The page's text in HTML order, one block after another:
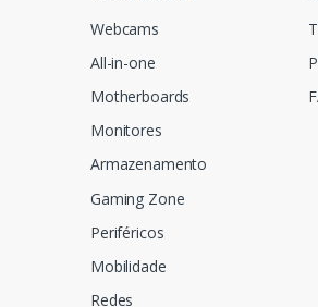
Webcams
All-in-one
Motherboards
Monitores
Armazenamento
Gaming Zone
Periféricos
Mobilidade
Redes